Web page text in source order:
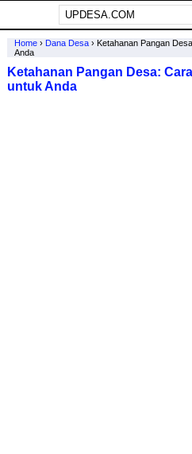
Home› Dana Desa› Ketahanan Pangan
Anda
Ketahanan Pangan Desa:
untuk Anda